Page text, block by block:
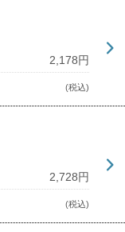
2,178円
(税込)
2,728円
(税込)